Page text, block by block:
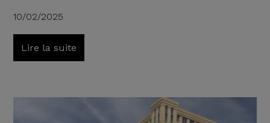
10/02/2025
Lire la suite